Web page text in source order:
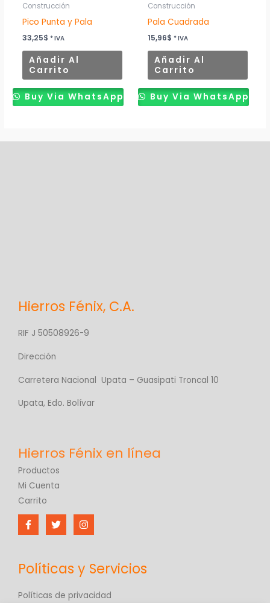
Construcción
Pico Punta y Pala
33,25$ * IVA
Añadir Al
Carrito
Buy Via WhatsApp
Construcción
Pala Cuadrada
15,96$ * IVA
Añadir Al
Carrito
Buy Via WhatsApp
Hierros Fénix, C.A.
RIF J 50508926-9
Dirección
Carretera Nacional Upata – Guasipati Troncal 10
Upata, Edo. Bolívar
Productos
Mi Cuenta
Carrito
Políticas y Servicios
Políticas de privacidad